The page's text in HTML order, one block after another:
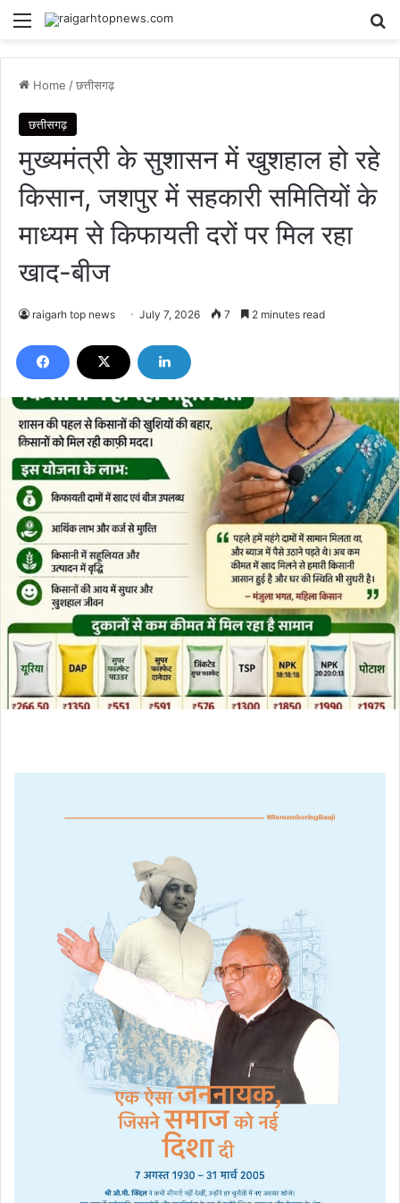
Menu
Home /छत्तीसगढ़
छत्तीसगढ़
मुख्यमंत्री के सुशासन में खुशहाल हो रहे
किसान, जशपुर में सहकारी समितियों के
माध्यम से किफायती दरों पर मिल रहा
खाद-बीज
raigarh top news July 7, 2026 7 2 minutes read